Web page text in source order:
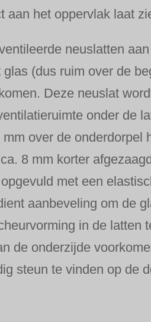
aan het oppervlak laat
neuslatten
(dus ruim over de
Deze neuslat
onder de
mm over de
8 mm korter
met een
aanbeveling om de
in de latten
de onderzijde
steun te vinden op de